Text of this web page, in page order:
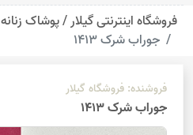
فروشگاه اینترنتی گیلار /پوشاک زنانه
جوراب شرک 1413
فروشنده: فروشگاه گیلار
جوراب شرک 1413